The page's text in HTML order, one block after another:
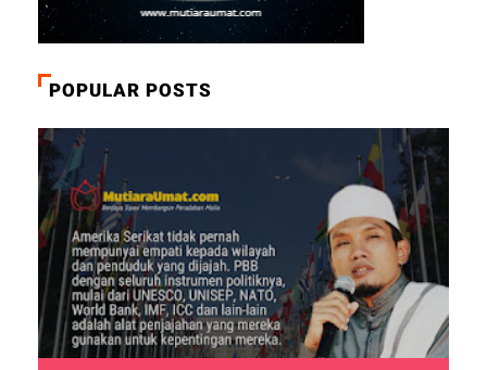
POPULAR POSTS